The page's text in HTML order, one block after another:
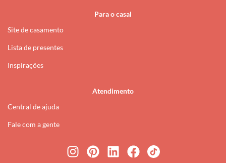
Para o casal
Site de casamento
Lista de presentes
Inspirações
Atendimento
Central de ajuda
Fale com a gente